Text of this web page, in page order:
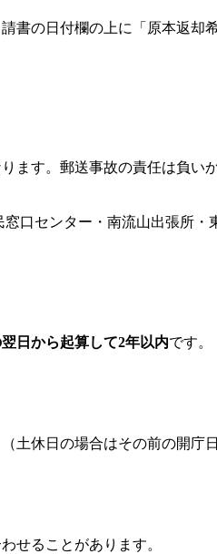
書の日付欄の上に「原本返却
ます。郵送事故の責任は負い
口センター・南流山出張所・
日から起算して2年以内です。
土休日の場合はその前の開庁日
せることがあります。